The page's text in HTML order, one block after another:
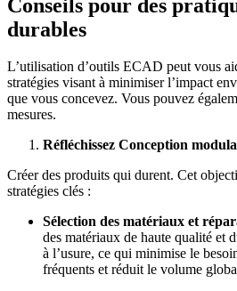
Conseils pour des
durables
L’utilisation d’outils ECAD peut vous
stratégies visant à minimiser l’impact
que vous concevez. Vous pouvez
mesures.
Réfléchissez Conception
Créer des produits qui durent. Cet
stratégies clés :
Sélection des matériaux et
des matériaux de haute qualité et
à l’usure, ce qui minimise le
fréquents et réduit le volume